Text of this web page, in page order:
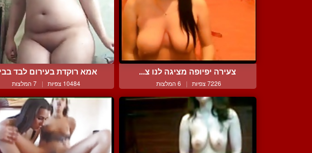
צעירה יפיופה מציגה לנו צ...
7226 צפיות | 6 המלצות
אמא רוקדת בעירום לבד
10484 צפיות | 7 המלצות